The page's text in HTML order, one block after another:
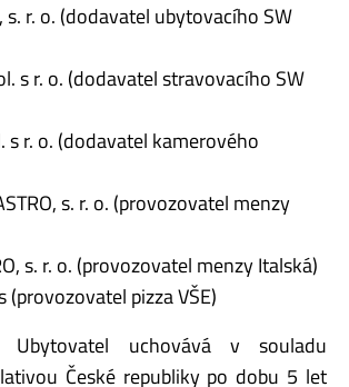
s. r. o. (dodavatel ubytovacího SW
s r. o. (dodavatel stravovacího SW
s r. o. (dodavatel kamerového
s. r. o. (provozovatel menzy
s. r. o. (provozovatel menzy Italská)
(provozovatel pizza VŠE)
Ubytovatel uchovává v souladu
České republiky po dobu 5 let